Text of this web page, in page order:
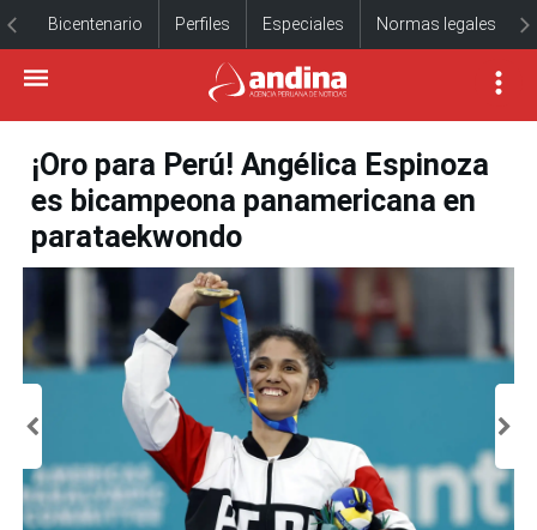
Bicentenario Perfiles Especiales Normas legales
¡Oro para Perú! Angélica Espinoza
es bicampeona panamericana en
parataekwondo